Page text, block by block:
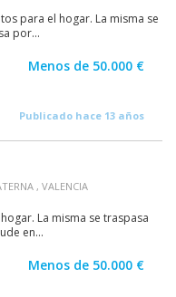
para el hogar. La misma se
por...
Menos de 50.000 €
Publicado hace 13 años
, VALENCIA
La misma se traspasa
en...
Menos de 50.000 €